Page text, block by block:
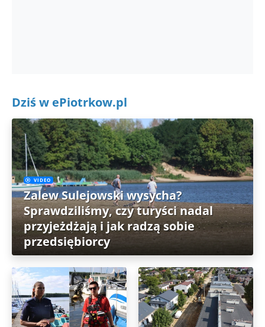
Dziś w ePiotrkow.pl
VIDEO
Zalew Sulejowski wysycha?
Sprawdziliśmy, czy turyści nadal
przyjeżdżają i jak radzą sobie
przedsiębiorcy